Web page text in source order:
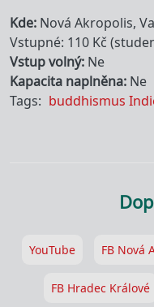
Kde Nová Akropolis,
Vstupné: 110 Kč
Vstup volný Ne
Kapacita naplněna Ne
Tags
buddhismus
YouTube FB Nová
FB Hradec Králové